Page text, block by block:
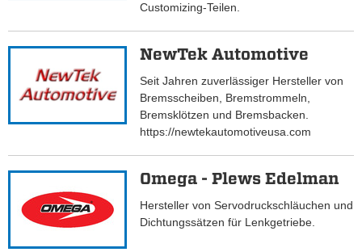
Customizing-Teilen.
NewTek Automotive
Seit Jahren zuverlässiger Hersteller von
Bremsscheiben, Bremstrommeln,
Bremsklötzen und Bremsbacken.
https://newtekautomotiveusa.com
Omega - Plews Edelman
Hersteller von Servodruckschläuchen und
Dichtungssätzen für Lenkgetriebe.